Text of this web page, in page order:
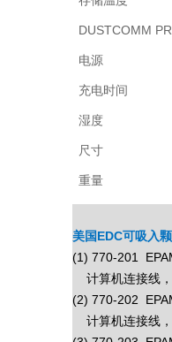
DUSTCOMM
电源
充电时间
湿度
尺寸
重量
美国EDC可吸入
(1) 770-201
计算机连接线
(2) 770-202
计算机连接线